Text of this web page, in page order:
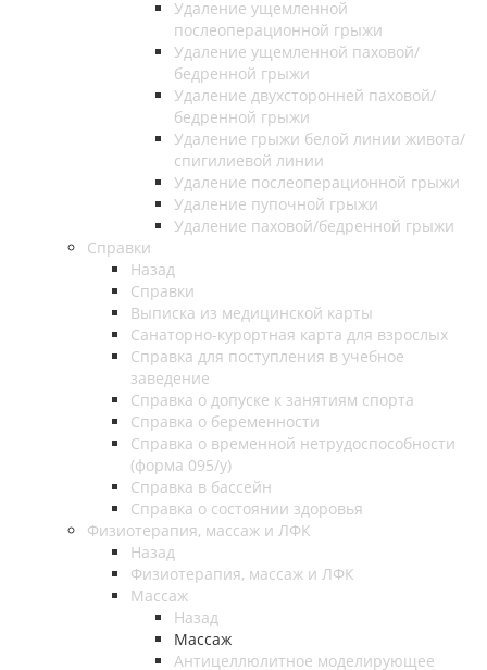
Удаление ущемленной
послеоперационной грыжи
Удаление ущемленной паховой/
бедренной грыжи
Удаление двухсторонней паховой/
бедренной грыжи
Удаление грыжи белой линии живота/
спигилиевой линии
Удаление послеоперационной грыжи
Удаление пупочной грыжи
Удаление паховой/бедренной грыжи
Справки
Назад
Справки
Выписка из медицинской карты
Санаторно-курортная карта для взрослых
Справка для поступления в учебное
заведение
Справка о допуске к занятиям спорта
Справка о беременности
Справка о временной нетрудоспособности
(форма 095/у)
Справка в бассейн
Справка о состоянии здоровья
Физиотерапия, массаж и ЛФК
Назад
Физиотерапия, массаж и ЛФК
Массаж
Назад
Массаж
Антицеллюлитное моделирующее